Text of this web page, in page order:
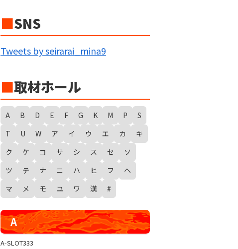
久留米ジャック
BIG BANG
回胴の極意
WANTED WONDERLAND
ギガスラッシュ
超ギガスラッシュ
新春スタートダッシュ取材
GRAND WARS-新店実践録-
SUGEEEEEEE!
ギャラクシー取材
グランドクラッシュ
トリプルユニオン
天極
玉屋共闘取材
SHOW TIME取材
★★★★
★★★
★★
■SNS
Tweets by seirarai_mina9
■取材ホール
A B D E F G K M P
S
T
U W ア イ ウ エ カ
キ
ク
ケ コ サ シ ス セ
ソ
ツ
テ ナ ニ ハ ヒ フ
ヘ
マ
メ モ ユ ワ 漢 #
A
A-SLOT333